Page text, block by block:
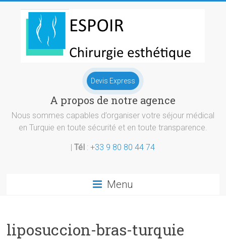
Chirurgie
esthetique
Turquie
Devis Express
A propos de notre agence
Nous sommes capables d’organiser votre séjour médical
en Turquie en toute sécurité et en toute transparence.
|Tél :+33 9 80 80 44 74
Menu
liposuccion-bras-turquie